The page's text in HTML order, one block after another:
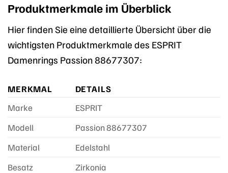
Produktmerkmale im Überblick
Hier finden Sie eine detaillierte Übersicht über die
wichtigsten Produktmerkmale des ESPRIT
Damenrings Passion 88677307:
MERKMAL
DETAILS
Marke
ESPRIT
Modell
Passion 88677307
Material
Edelstahl
Besatz
Zirkonia